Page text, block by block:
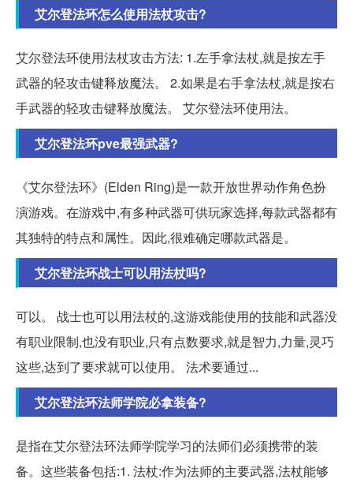
艾尔登法环怎么使用法杖攻击?
艾尔登法环使用法杖攻击方法: 1.左手拿法杖,就是按左手
武器的轻攻击键释放魔法。 2.如果是右手拿法杖,就是按右
手武器的轻攻击键释放魔法。 艾尔登法环使用法。
艾尔登法环pve最强武器?
《艾尔登法环》(Elden Ring)是一款开放世界动作角色扮
演游戏。在游戏中,有多种武器可供玩家选择,每款武器都有
其独特的特点和属性。因此,很难确定哪款武器是。
艾尔登法环战士可以用法杖吗?
可以。 战士也可以用法杖的,这游戏能使用的技能和武器没
有职业限制,也没有职业,只有点数要求,就是智力,力量,灵巧
这些,达到了要求就可以使用。 法术要通过...
艾尔登法环法师学院必拿装备?
是指在艾尔登法环法师学院学习的法师们必须携带的装
备。这些装备包括:1. 法杖:作为法师的主要武器,法杖能够